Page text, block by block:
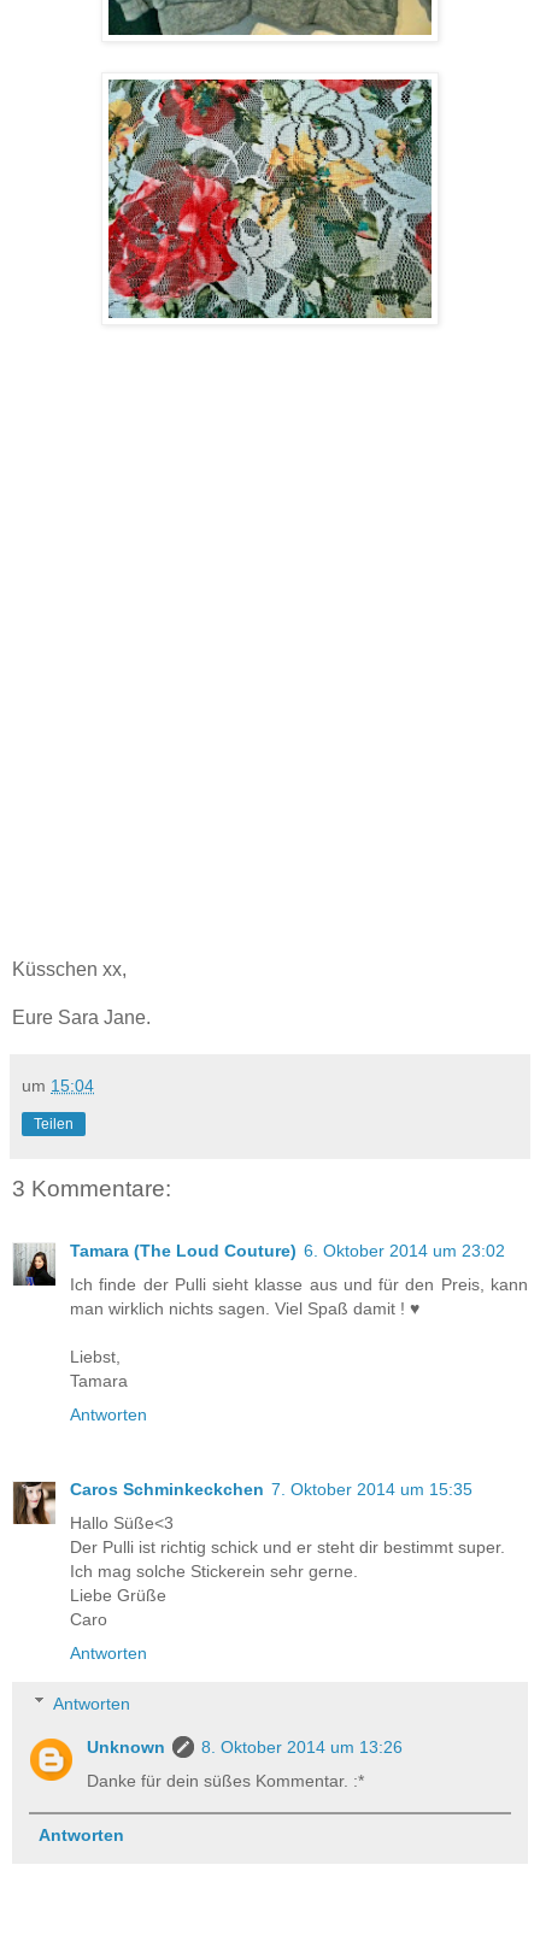
Küsschen xx,
Eure Sara Jane.
um 15:04
Teilen
3 Kommentare:
Tamara (The Loud Couture) 6. Oktober 2014 um 23:02
Ich finde der Pulli sieht klasse aus und für den Preis, kann
man wirklich nichts sagen. Viel Spaß damit ! ♥
Liebst,
Tamara
Antworten
Caros Schminkeckchen 7. Oktober 2014 um 15:35
Hallo Süße<3
Der Pulli ist richtig schick und er steht dir bestimmt super.
Ich mag solche Stickerein sehr gerne.
Liebe Grüße
Caro
Antworten
Antworten
Unknown
8. Oktober 2014 um 13:26
Danke für dein süßes Kommentar. :*
Antworten